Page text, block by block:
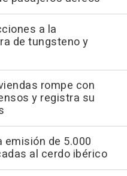
a la
de tungsteno y
rompe con
y registra su
emisión de 5.000
al cerdo ibérico